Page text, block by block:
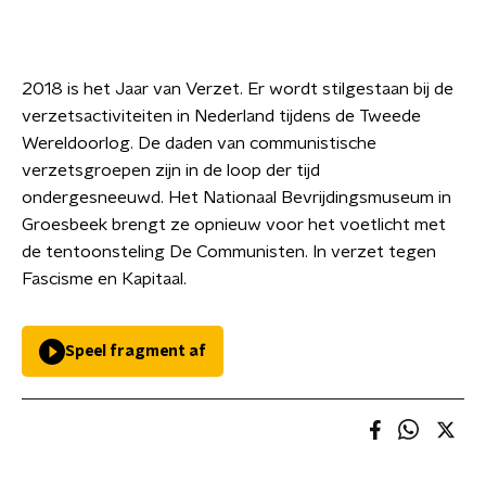
2018 is het Jaar van Verzet. Er wordt stilgestaan bij de
verzetsactiviteiten in Nederland tijdens de Tweede
Wereldoorlog. De daden van communistische
verzetsgroepen zijn in de loop der tijd
ondergesneeuwd. Het Nationaal Bevrijdingsmuseum in
Groesbeek brengt ze opnieuw voor het voetlicht met
de tentoonsteling De Communisten. In verzet tegen
Fascisme en Kapitaal.
Speel fragment af